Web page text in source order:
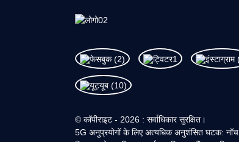
© कॉपीराइट - 2026 : सर्वाधिकार सुरक्षित।
5G अनुप्रयोगों के लिए अत्यधिक अनुशंसित घटक: नॉच